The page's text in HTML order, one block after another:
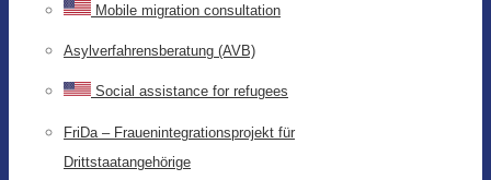
Mobile migration consultation
Asylverfahrensberatung (AVB)
Social assistance for refugees
FriDa – Frauenintegrationsprojekt für
Drittstaatangehörige